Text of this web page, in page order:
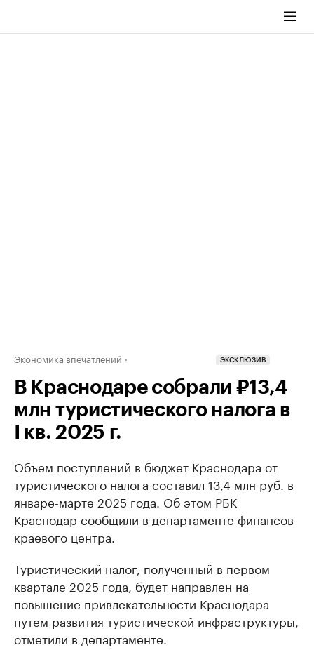
Экономика впечатлений ЭКСКЛЮЗИВ
В Краснодаре собрали ₽13,4
млн туристического налога в
I кв. 2025 г.
Объем поступлений в бюджет Краснодара от
туристического налога составил 13,4 млн руб. в
январе-марте 2025 года. Об этом РБК
Краснодар сообщили в департаменте финансов
краевого центра.
Туристический налог, полученный в первом
квартале 2025 года, будет направлен на
повышение привлекательности Краснодара
путем развития туристической инфраструктуры,
отметили в департаменте.